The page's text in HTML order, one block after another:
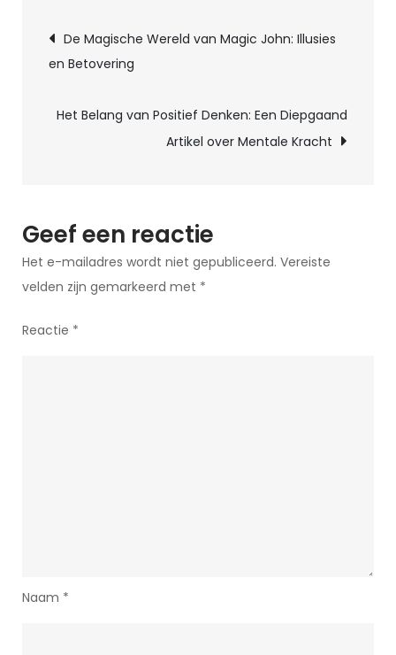
Een
Berichtnavigatie
De Magische Wereld van Magic John: Illusies
en Betovering
Het Belang van Positief Denken: Een Diepgaand
Artikel over Mentale Kracht
Geef een reactie
Het e-mailadres wordt niet gepubliceerd. Vereiste
velden zijn gemarkeerd met *
Reactie *
Naam *